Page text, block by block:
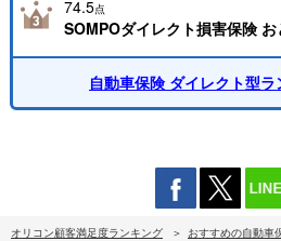
74.5点
SOMPOダイレクト損害保険
自動車保険 ダイレクト型
オリコン顧客満足度ランキング おすすめの自動車